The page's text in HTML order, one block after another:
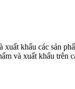
khẩu các sản
và xuất khẩu trên